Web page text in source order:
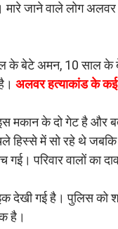
मारे जाने वाले लोग
के बेटे अमन, 10 साल
अलवर हत्याकांड के
मकान के दो गेट है और
हिस्से में सो रहे थे जबकि
परिवार वालों का
देखी गई है। पुलिस को
है।